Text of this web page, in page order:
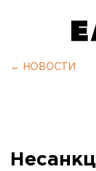
← НОВОСТИ